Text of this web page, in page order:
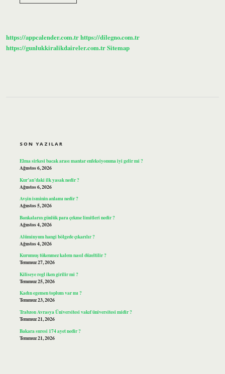
Iğne
https://appcalender.com.trhttps://dilegno.com.tr
https://gunlukkiralikdaireler.com.trSitemap
SON YAZILAR
Elma sirkesi bacak arası mantar enfeksiyonuna iyi gelir mi ?
Ağustos 6, 2026
Kur’an’daki ilk yasak nedir ?
Ağustos 6, 2026
Avşin isminin anlamı nedir ?
Ağustos 5, 2026
Bankaların günlük para çekme limitleri nedir ?
Ağustos 4, 2026
Alüminyum hangi bölgede çıkarılır ?
Ağustos 4, 2026
Kurumuş tükenmez kalem nasıl düzeltilir ?
Temmuz 27, 2026
Kiliseye regl iken girilir mi ?
Temmuz 25, 2026
Kadın egemen toplum var mı ?
Temmuz 23, 2026
Trabzon Avrasya Üniversitesi vakıf üniversitesi midir ?
Temmuz 21, 2026
Bakara suresi 174 ayet nedir ?
Temmuz 21, 2026